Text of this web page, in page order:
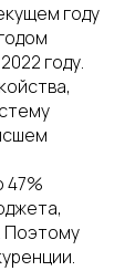
году
году.
47%
Поэтому